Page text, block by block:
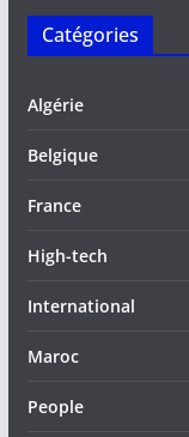
Catégories
Algérie
Belgique
France
High-tech
International
Maroc
People